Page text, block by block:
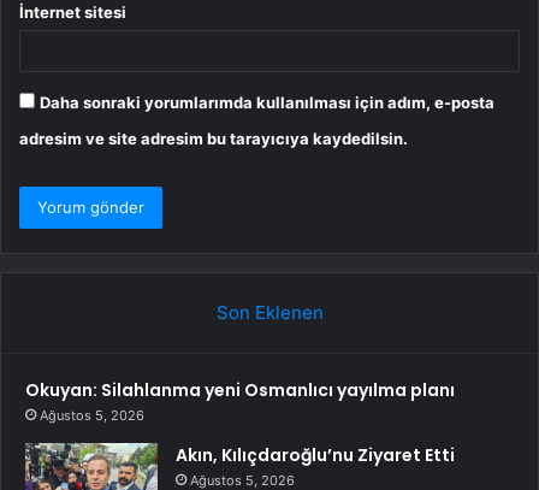
İnternet sitesi
Daha sonraki yorumlarımda kullanılması için adım, e-posta
adresim ve site adresim bu tarayıcıya kaydedilsin.
Son Eklenen
Okuyan: Silahlanma yeni Osmanlıcı yayılma planı
Ağustos 5, 2026
Akın, Kılıçdaroğlu’nu Ziyaret Etti
Ağustos 5, 2026